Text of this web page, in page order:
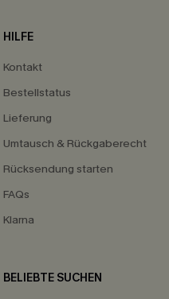
HILFE
Kontakt
Bestellstatus
Lieferung
Umtausch & Rückgaberecht
Rücksendung starten
FAQs
Klarna
BELIEBTE SUCHEN